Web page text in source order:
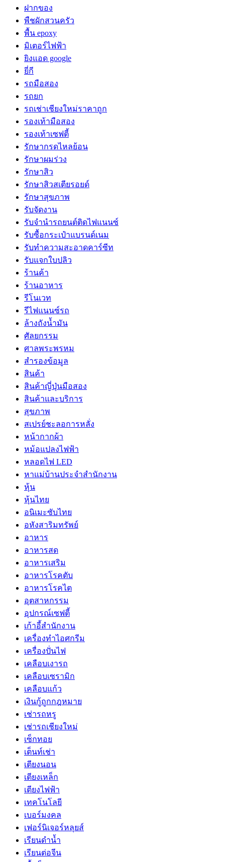
ฝากของ
พืชผักสวนครัว
พื้น epoxy
มิเตอร์ไฟฟ้า
ยิงแอด google
ยี่กี
รถมือสอง
รถยก
รถเช่าเชียงใหม่ราคาถูก
รองเท้ามือสอง
รองเท้าเซฟตี้
รักษากรดไหลย้อน
รักษาผมร่วง
รักษาสิว
รักษาสิวสเตียรอยด์
รักษาสุขภาพ
รับจัดงาน
รับจํานํารถยนต์ติดไฟแนนซ์
รับซื้อกระเป๋าแบรนด์เนม
รับทำความสะอาดคาร์ซีท
รับแจกใบปลิว
ร้านค้า
ร้านอาหาร
รีโนเวท
รีไฟแนนซ์รถ
ล้างถังน้ำมัน
ศัลยกรรม
ศาลพระพรหม
สำรองข้อมูล
สินค้า
สินค้าญี่ปุ่นมือสอง
สินค้าและบริการ
สุขภาพ
สเปรย์ชะลอการหลั่ง
หน้ากากผ้า
หม้อแปลงไฟฟ้า
หลอดไฟ LED
หาแม่บ้านประจำสำนักงาน
หุ้น
หุ้นไทย
อนิเมะซับไทย
อหังสาริมทรัพย์
อาหาร
อาหารสด
อาหารเสริม
อาหารโรคตับ
อาหารโรคไต
อุตสาหกรรม
อุปกรณ์เซฟตี้
เก้าอี้สำนักงาน
เครื่องทำไอศกรีม
เครื่องปั่นไฟ
เคลือบเงารถ
เคลือบเซรามิก
เคลือบแก้ว
เงินกู้ถูกกฎหมาย
เช่ารถหรู
เช่ารถเชียงใหม่
เซ็กทอย
เต็นท์เช่า
เตียงนอน
เตียงเหล็ก
เตียงไฟฟ้า
เทคโนโลยี
เบอร์มงคล
เฟอร์นิเจอร์หลุยส์
เรียนดำน้ำ
เรียนต่อจีน